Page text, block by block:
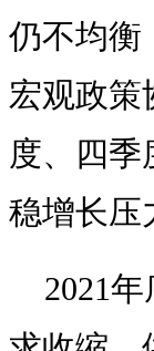
仍不均衡
宏观政策
度、四季
稳增长压
2021